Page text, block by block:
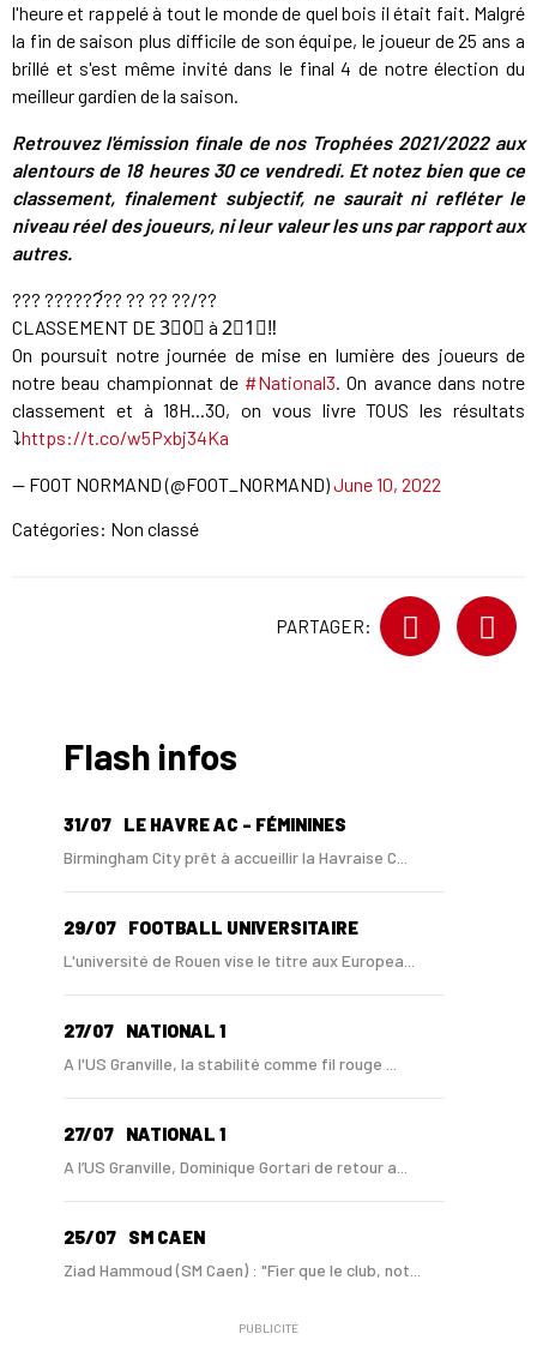
l'heure et rappelé à tout le monde de quel bois il était fait. Malgré
la fin de saison plus difficile de son équipe, le joueur de 25 ans a
brillé et s'est même invité dans le final 4 de notre élection du
meilleur gardien de la saison.
Retrouvez l'émission finale de nos Trophées 2021/2022 aux
alentours de 18 heures 30 ce vendredi. Et notez bien que ce
classement, finalement subjectif, ne saurait ni refléter le
niveau réel des joueurs, ni leur valeur les uns par rapport aux
autres.
??? ??????́?? ?? ?? ??/??
CLASSEMENT DE 3⃣0⃣ à 2⃣1⃣‼️
On poursuit notre journée de mise en lumière des joueurs de
notre beau championnat de #National3. On avance dans notre
classement et à 18H...30, on vous livre TOUS les résultats
⤵️https://t.co/w5Pxbj34Ka
— FOOT NORMAND (@FOOT_NORMAND)June 10, 2022
Catégories: Non classé
PARTAGER:
Flash infos
31/07 LE HAVRE AC - FÉMININES
Birmingham City prêt à accueillir la Havraise C...
29/07 FOOTBALL UNIVERSITAIRE
L'université de Rouen vise le titre aux Europea...
27/07 NATIONAL 1
A l'US Granville, la stabilité comme fil rouge ...
27/07 NATIONAL 1
A l’US Granville, Dominique Gortari de retour a...
25/07 SM CAEN
Ziad Hammoud (SM Caen) : "Fier que le club, not...
PUBLICITÉ